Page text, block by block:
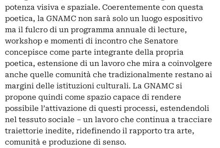
potenza visiva e spaziale. Coerentemente con questa
poetica, la GNAMC non sarà solo un luogo espositivo
ma il fulcro di un programma annuale di lecture,
workshop e momenti di incontro che Senatore
concepisce come parte integrante della propria
poetica, estensione di un lavoro che mira a coinvolgere
anche quelle comunità che tradizionalmente restano ai
margini delle istituzioni culturali. La GNAMC si
propone quindi come spazio capace di rendere
possibile l’attivazione di questi processi, estendendoli
nel tessuto sociale – un lavoro che continua a tracciare
traiettorie inedite, ridefinendo il rapporto tra arte,
comunità e produzione di senso.